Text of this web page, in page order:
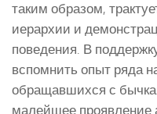
таким образом,
иерархии и
поведения. В
вспомнить опыт ряда
обращавшихся с
малейшее проявление